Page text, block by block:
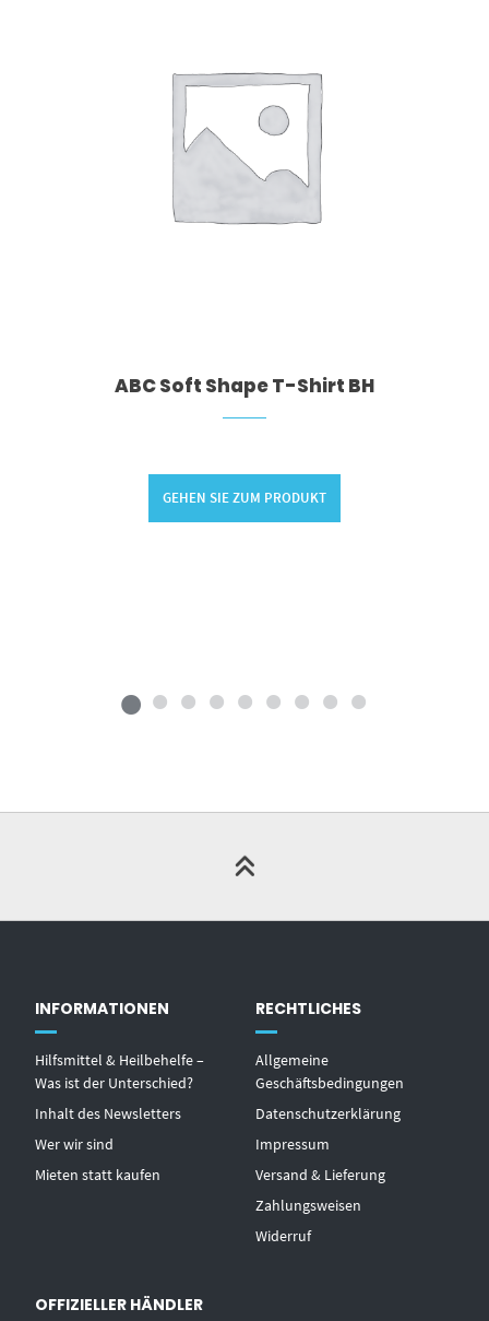
ABC Soft Shape T-Shirt BH
GEHEN SIE ZUM PRODUKT
INFORMATIONEN
Hilfsmittel & Heilbehelfe –
Was ist der Unterschied?
Inhalt des Newsletters
Wer wir sind
Mieten statt kaufen
RECHTLICHES
Allgemeine
Geschäftsbedingungen
Datenschutzerklärung
Impressum
Versand & Lieferung
Zahlungsweisen
Widerruf
OFFIZIELLER HÄNDLER